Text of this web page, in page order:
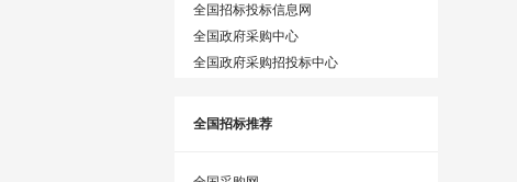
全国招标投标信息网
全国政府采购中心
全国政府采购招投标中心
全国招标推荐